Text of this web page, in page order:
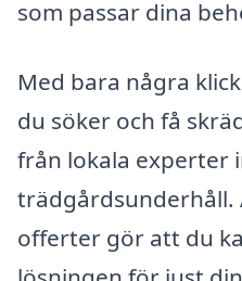
som passar dina
Med bara några
du söker och få
från lokala experter
trädgårdsunderhåll.
offerter gör att du